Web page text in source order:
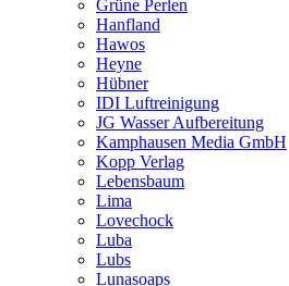
Grüne Perlen
Hanfland
Hawos
Heyne
Hübner
IDI Luftreinigung
JG Wasser Aufbereitung
Kamphausen Media GmbH
Kopp Verlag
Lebensbaum
Lima
Lovechock
Luba
Lubs
Lunasoaps